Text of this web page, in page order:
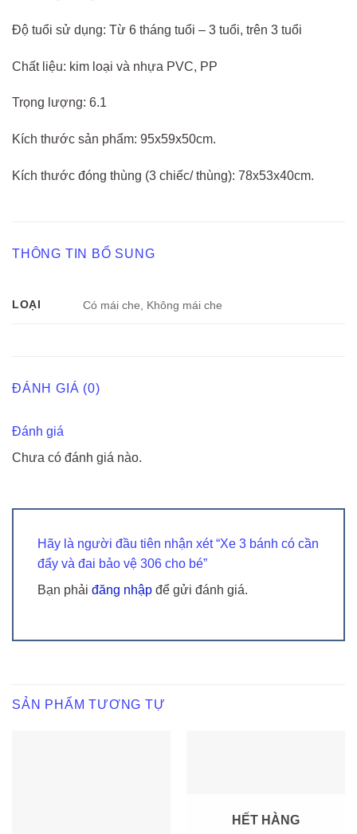
Độ tuổi sử dụng: Từ 6 tháng tuổi – 3 tuổi, trên 3 tuổi
Chất liệu: kim loại và nhựa PVC, PP
Trọng lượng: 6.1
Kích thước sản phẩm: 95x59x50cm.
Kích thước đóng thùng (3 chiếc/ thùng): 78x53x40cm.
THÔNG TIN BỔ SUNG
LOẠI Có mái che, Không mái che
ĐÁNH GIÁ (0)
Đánh giá
Chưa có đánh giá nào.
Hãy là người đầu tiên nhận xét “Xe 3 bánh có cần
đẩy và đai bảo vệ 306 cho bé”
Bạn phải đăng nhập để gửi đánh giá.
SẢN PHẨM TƯƠNG TỰ
HẾT HÀNG